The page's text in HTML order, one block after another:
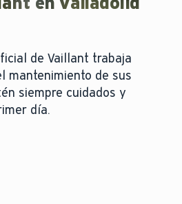
de Vaillant trabaja
mantenimiento de sus
siempre cuidados y
día.